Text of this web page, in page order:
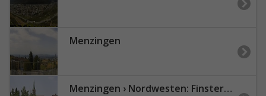
Menzingen
Menzingen › Nordwesten: Finstersee - Zug, Schweiz